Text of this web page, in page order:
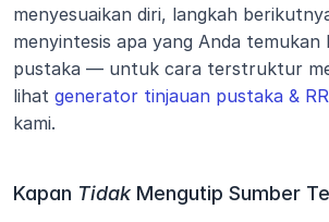
menyesuaikan diri, langkah
menyintesis apa yang Anda temukan
pustaka — untuk cara terstruktur
lihat generator tinjauan pustaka &
kami.
Kapan Tidak Mengutip Sumber